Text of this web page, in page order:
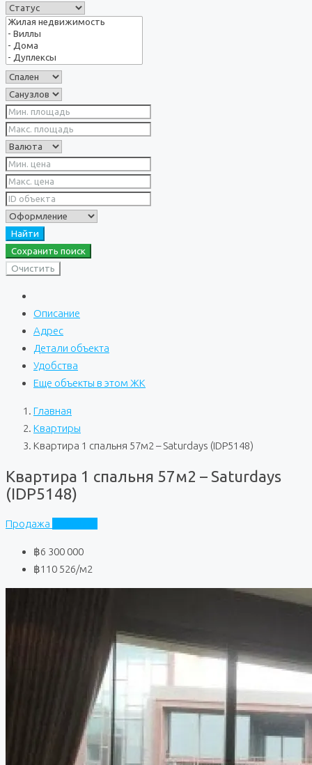
Найти
Сохранить поиск
Очистить
Описание
Адрес
Детали объекта
Удобства
Еще объекты в этом ЖК
Главная
Квартиры
Квартира 1 спальня 57м2 – Saturdays (IDP5148)
Квартира 1 спальня 57м2 – Saturdays
(IDP5148)
Продажа
฿6 300 000
฿110 526/м2